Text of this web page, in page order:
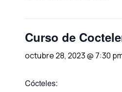
Curso de
octubre 28, 2023 @ 7:30
Cócteles: